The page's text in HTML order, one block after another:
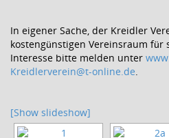
In eigener Sache, der Kreidler
kostengünstigen Vereinsraum für
Interesse bitte melden unter
Kreidlerverein@t-online.de.
[Show slideshow]